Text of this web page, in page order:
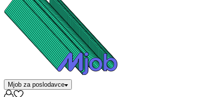
Mjob za poslodavce